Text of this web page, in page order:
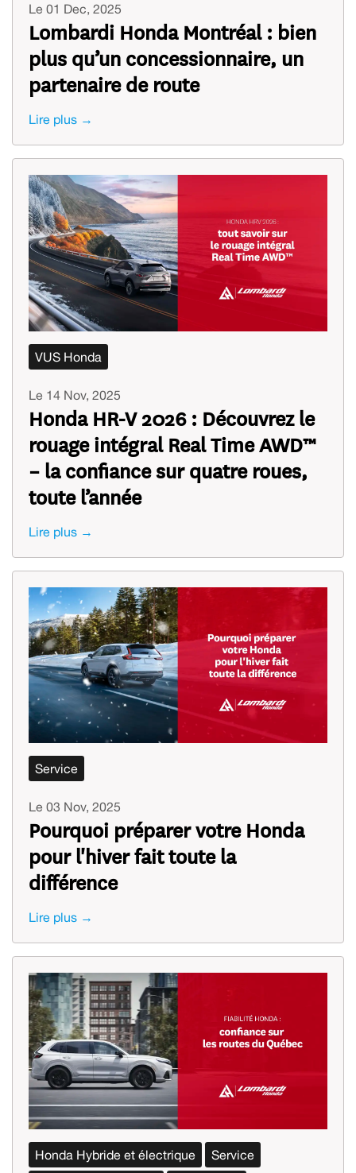
Le 01 Dec, 2025
Lombardi Honda Montréal : bien
plus qu’un concessionnaire, un
partenaire de route
Lire plus →
VUS Honda
Le 14 Nov, 2025
Honda HR-V 2026 : Découvrez le
rouage intégral Real Time AWD™
– la confiance sur quatre roues,
toute l’année
Lire plus →
Service
Le 03 Nov, 2025
Pourquoi préparer votre Honda
pour l'hiver fait toute la
différence
Lire plus →
Honda Hybride et électrique Service